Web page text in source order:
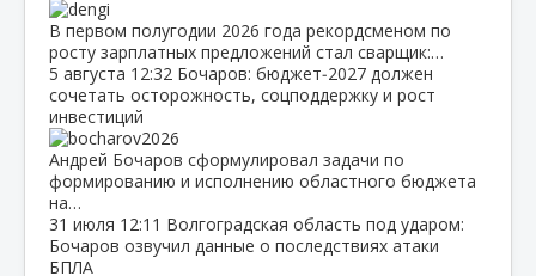
В первом полугодии 2026 года рекордсменом по
росту зарплатных предложений стал сварщик:…
5 августа 12:32 Бочаров: бюджет‑2027 должен
сочетать осторожность, соцподдержку и рост
инвестиций
Андрей Бочаров сформулировал задачи по
формированию и исполнению областного бюджета
на…
31 июля 12:11 Волгоградская область под ударом:
Бочаров озвучил данные о последствиях атаки
БПЛА